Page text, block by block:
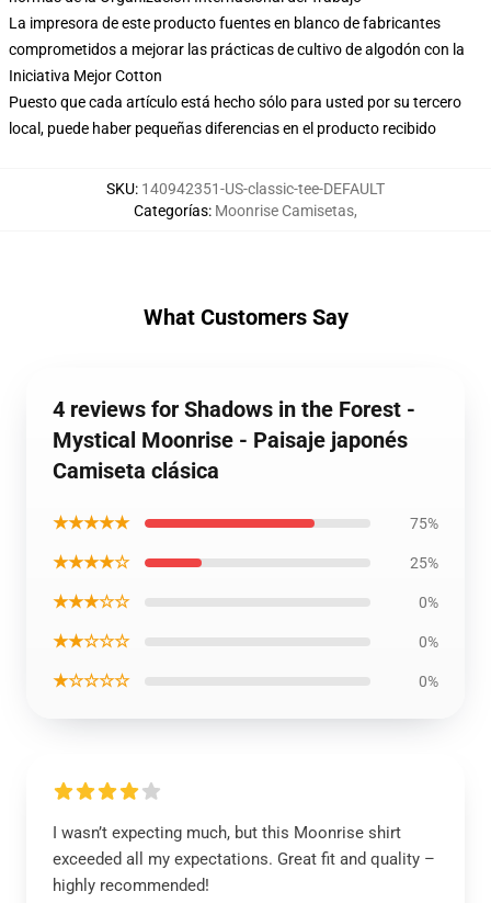
La impresora de este producto fuentes en blanco de fabricantes
comprometidos a mejorar las prácticas de cultivo de algodón con la
Iniciativa Mejor Cotton
Puesto que cada artículo está hecho sólo para usted por su tercero
local, puede haber pequeñas diferencias en el producto recibido
SKU: 140942351-US-classic-tee-DEFAULT
Categorías: Moonrise Camisetas,
What Customers Say
4 reviews for Shadows in the Forest -
Mystical Moonrise - Paisaje japonés
Camiseta clásica
★★★★★ 75%
★★★★☆ 25%
★★★☆☆ 0%
★★☆☆☆ 0%
★☆☆☆☆ 0%
I wasn’t expecting much, but this Moonrise shirt
exceeded all my expectations. Great fit and quality –
highly recommended!